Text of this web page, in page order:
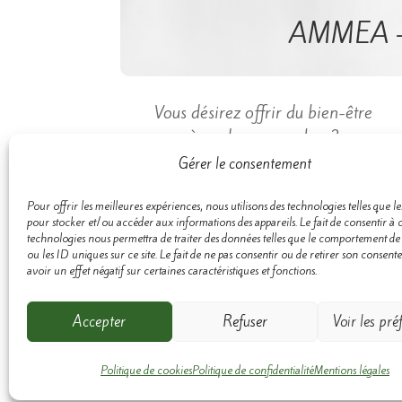
Gérer le consentement
Pour offrir les meilleures expériences, nous utilisons des technologies telles que
pour stocker et/ou accéder aux informations des appareils. Le fait de consentir à
technologies nous permettra de traiter des données telles que le comportement
ou les ID uniques sur ce site. Le fait de ne pas consentir ou de retirer son
avoir un effet négatif sur certaines caractéristiques et fonctions.
Accepter Refuser Voir les
Politique de cookiesPolitique de confidentialitéMentions légales
AMMEA
​Vous désirez offrir du bien-être
à un de vos proches ?
Chèques cadeaux d’AMMEA
​Vous désirez recevoir
les conseils bien-être Ammea ?
S’inscrire à la Newsletter